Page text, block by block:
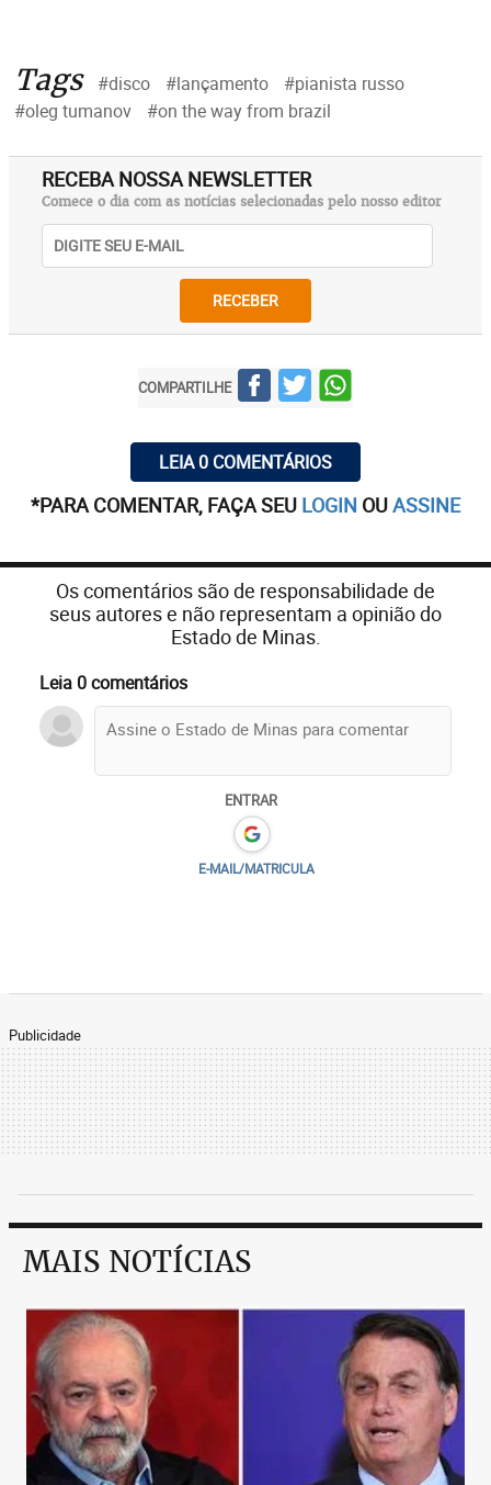
Tags #disco #lançamento
#pianista russo
#oleg tumanov
#on the way from brazil
RECEBA NOSSA NEWSLETTER
Comece o dia com as notícias selecionadas pelo nosso editor
RECEBER
COMPARTILHE
LEIA 0 COMENTÁRIOS
*PARA COMENTAR, FAÇA SEU LOGIN OUASSINE
Os comentários são de responsabilidade de
seus autores e não representam a opinião do
Estado de Minas.
Leia 0 comentários
ENTRAR
E-MAIL/MATRICULA
Publicidade
MAIS NOTÍCIAS